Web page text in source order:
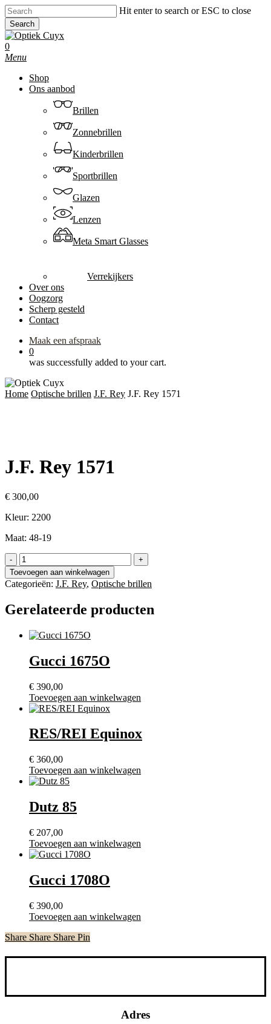
Skip
to
main
content
Hit enter to search or ESC to close
Search
Close
Search
0
Menu
Shop
Ons aanbod
Brillen
Zonnebrillen
Kinderbrillen
Sportbrillen
Glazen
Lenzen
Meta Smart Glasses
Verrekijkers
Over ons
Oogzorg
Scherp gesteld
Contact
Maak een afspraak
0
was successfully added to your cart.
Home Optische brillen J.F. Rey J.F. Rey 1571
J.F. Rey 1571
€ 300,00
Kleur: 2200
Maat: 48-19
J.F.
Rey
1571
aantal
Toevoegen aan winkelwagen
Categorieën: J.F. Rey, Optische brillen
Gerelateerde producten
Gucci 1675O
€ 390,00
Toevoegen aan winkelwagen
RES/REI Equinox
€ 360,00
Toevoegen aan winkelwagen
Dutz 85
€ 207,00
Toevoegen aan winkelwagen
Gucci 1708O
€ 390,00
Toevoegen aan winkelwagen
Share
Share Share Share Pin
Adres